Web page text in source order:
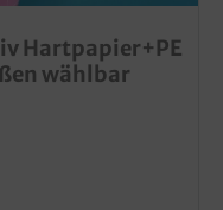
Hartpapier+PE
wählbar